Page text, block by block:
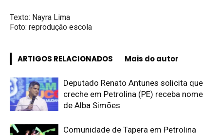
Texto: Nayra Lima
Foto: reprodução escola
ARTIGOS RELACIONADOS Mais do autor
Deputado Renato Antunes solicita que
creche em Petrolina (PE) receba nome
de Alba Simões
Comunidade de Tapera em Petrolina